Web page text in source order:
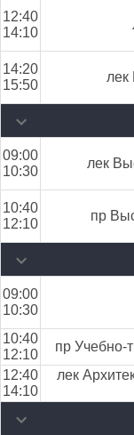
12:40
14:10
14:20
15:50
лек
09:00
10:30
лек
10:40
12:10
пр
09:00
10:30
10:40
12:10
пр Учебно-
12:40
14:10
лек